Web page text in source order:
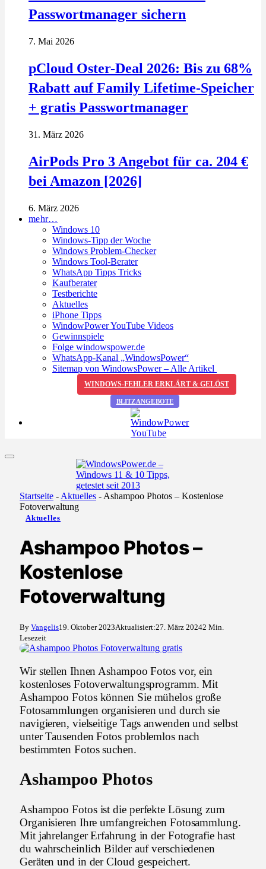
Passwortmanager sichern
7. Mai 2026
pCloud Oster-Deal 2026: Bis zu 68%
Rabatt auf Family Lifetime-Speicher
+ gratis Passwortmanager
31. März 2026
AirPods Pro 3 Angebot für ca. 204 €
bei Amazon [2026]
6. März 2026
mehr…
Windows 10
Windows-Tipp der Woche
Windows Problem-Checker
Windows Tool-Berater
WhatsApp Tipps Tricks
Kaufberater
Testberichte
Aktuelles
iPhone Tipps
WindowPower YouTube Videos
Gewinnspiele
Folge windowspower.de
WhatsApp-Kanal „WindowsPower“
Sitemap von WindowsPower – Alle Artikel
WINDOWS-FEHLER ERKLÄRT & GELÖST
BLITZANGEBOTE
Startseite - Aktuelles - Ashampoo Photos – Kostenlose
Fotoverwaltung
Aktuelles
Ashampoo Photos –
Kostenlose
Fotoverwaltung
By Vangelis19. Oktober 2023Aktualisiert:27. März 20242 Min.
Lesezeit
Wir stellen Ihnen Ashampoo Fotos vor, ein
kostenloses Fotoverwaltungsprogramm. Mit
Ashampoo Fotos können Sie mühelos große
Fotosammlungen organisieren und durch sie
navigieren, vielseitige Tags anwenden und selbst
unter Tausenden Fotos problemlos nach
bestimmten Fotos suchen.
Ashampoo Photos
Ashampoo Fotos ist die perfekte Lösung zum
Organisieren Ihre umfangreichen Fotosammlung.
Mit jahrelanger Erfahrung in der Fotografie hast
du wahrscheinlich Bilder auf verschiedenen
Geräten und in der Cloud gespeichert.